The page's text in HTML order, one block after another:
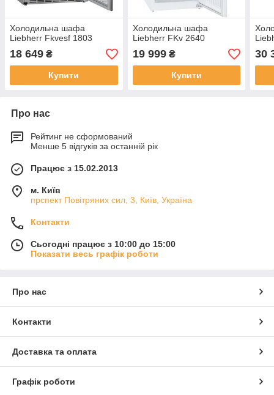
Холодильна шафа
Liebherr Fkvesf 1803
18 649 ₴
Купити
Холодильна шафа
Liebherr FKv 2640
19 999₴
Купити
30
Про нас
Рейтинг не сформований
Менше 5 відгуків за останній рік
Працює з 15.02.2013
м. Київ
прспект Повітряних сил, 3, Київ, Україна
Контакти
Сьогодні працює з 10:00 до 15:00
Показати весь графік роботи
Про нас
Контакти
Доставка та оплата
Графік роботи